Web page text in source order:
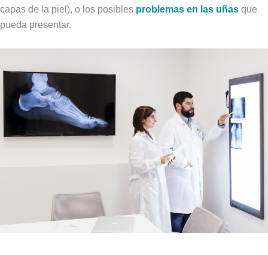
capas de la piel), o los posibles problemas en las uñas que
pueda presentar.